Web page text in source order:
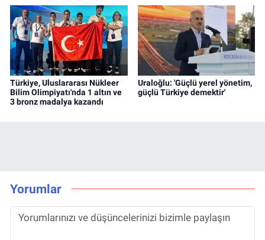
Türkiye, Uluslararası Nükleer
Bilim Olimpiyatı'nda 1 altın ve
3 bronz madalya kazandı
Uraloğlu: 'Güçlü yerel yönetim,
güçlü Türkiye demektir'
Yorumlar